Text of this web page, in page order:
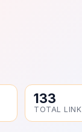
133
TOTAL LINK